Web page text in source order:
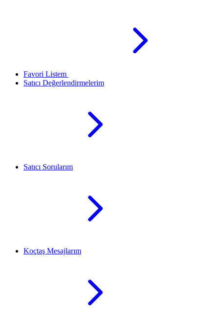
Favori Listem
Satıcı Değerlendirmelerim
Satıcı Sorularım
Koçtaş Mesajlarım